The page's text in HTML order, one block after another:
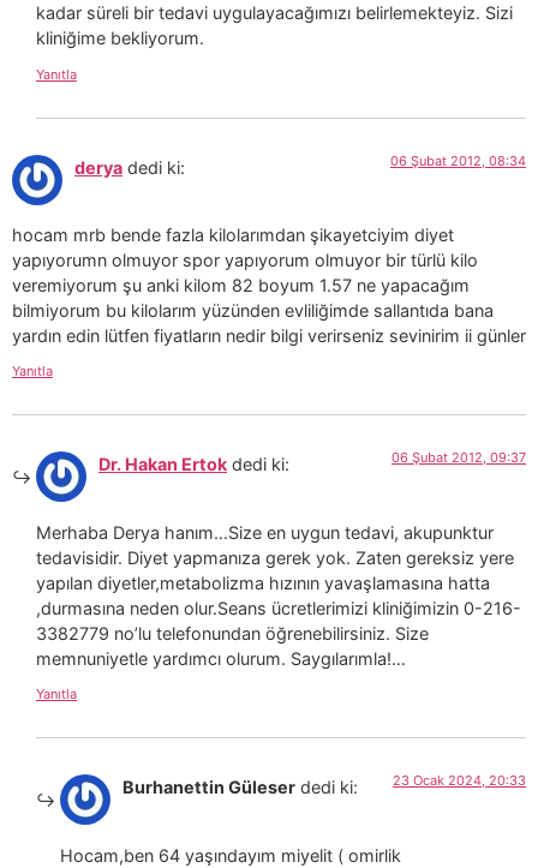
kadar süreli bir tedavi uygulayacağımızı belirlemekteyiz. Sizi
kliniğime bekliyorum.
Yanıtla
derya dedi ki: 06 Şubat 2012, 08:34
hocam mrb bende fazla kilolarımdan şikayetciyim diyet
yapıyorumn olmuyor spor yapıyorum olmuyor bir türlü kilo
veremiyorum şu anki kilom 82 boyum 1.57 ne yapacağım
bilmiyorum bu kilolarım yüzünden evliliğimde sallantıda bana
yardın edin lütfen fiyatların nedir bilgi verirseniz sevinirim ii günler
Yanıtla
Dr. Hakan Ertok dedi ki: 06 Şubat 2012, 09:37
Merhaba Derya hanım…Size en uygun tedavi, akupunktur
tedavisidir. Diyet yapmanıza gerek yok. Zaten gereksiz yere
yapılan diyetler,metabolizma hızının yavaşlamasına hatta
,durmasına neden olur.Seans ücretlerimizi kliniğimizin 0-216-
3382779 no’lu telefonundan öğrenebilirsiniz. Size
memnuniyetle yardımcı olurum. Saygılarımla!…
Yanıtla
Burhanettin Güleser dedi ki: 23 Ocak 2024, 20:33
Hocam,ben 64 yaşındayım miyelit ( omirlik